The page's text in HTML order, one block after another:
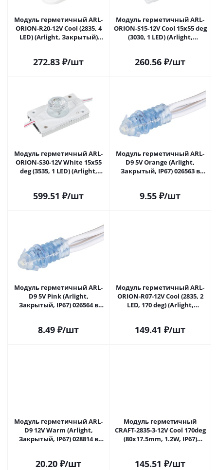
Модуль герметичный ARL-
ORION-R20-12V Cool (2835, 4
LED) (Arlight, Закрытый)
272.83 ₽/шт
Модуль герметичный ARL-
ORION-S15-12V Cool 15x55 deg
(3030, 1 LED) (Arlight,
260.56 ₽/шт
Модуль герметичный ARL-
ORION-S30-12V White 15x55
deg (3535, 1 LED) (Arlight,
599.51 ₽/шт
Модуль герметичный ARL-
D9 5V Orange (Arlight,
Закрытый, IP67) 026563 в
9.55 ₽/шт
Модуль герметичный ARL-
D9 5V Pink (Arlight,
Закрытый, IP67) 026564 в
8.49 ₽/шт
Модуль герметичный ARL-
ORION-R07-12V Cool (2835, 2
LED, 170 deg) (Arlight,
149.41 ₽/шт
Модуль герметичный ARL-
D9 12V Warm (Arlight,
Закрытый, IP67) 028814 в
20.20 ₽/шт
Модуль герметичный
CRAFT-2835-3-12V Cool 170deg
(80x17.5mm, 1.2W, IP67)
145.51 ₽/шт